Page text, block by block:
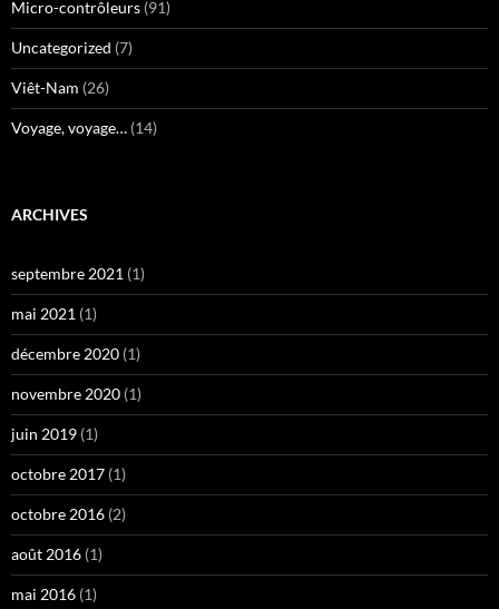
Micro-contrôleurs (91)
Uncategorized (7)
Viêt-Nam (26)
Voyage, voyage… (14)
ARCHIVES
septembre 2021 (1)
mai 2021 (1)
décembre 2020 (1)
novembre 2020 (1)
juin 2019 (1)
octobre 2017 (1)
octobre 2016 (2)
août 2016 (1)
mai 2016 (1)